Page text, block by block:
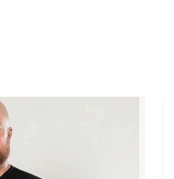
overslaan of